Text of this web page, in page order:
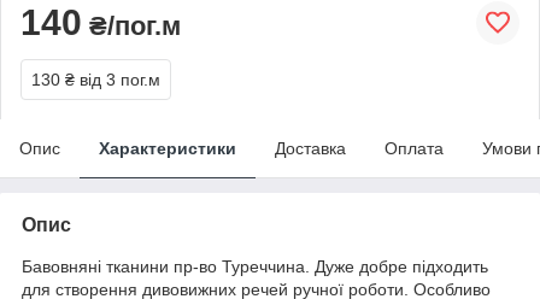
140 ₴/пог.м
130 ₴ від 3 пог.м
Опис Характеристики Доставка Оплата Умови
Опис
Бавовняні тканини пр-во Туреччина. Дуже добре підходить
для створення дивовижних речей ручної роботи. Особливо